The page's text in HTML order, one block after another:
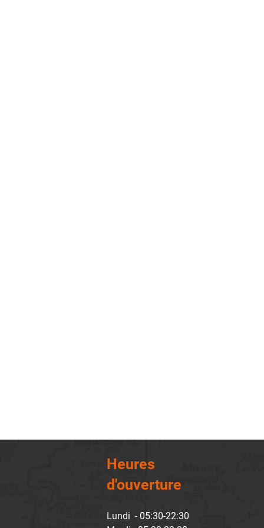
Heures
d'ouverture
Lundi - 05:30-22:30